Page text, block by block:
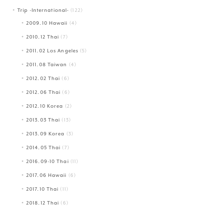
Trip -International- (122)
2009.10 Hawaii (4)
2010.12 Thai (7)
2011.02 Los Angeles (5)
2011.08 Taiwan (4)
2012.02 Thai (6)
2012.06 Thai (6)
2012.10 Korea (2)
2013.03 Thai (13)
2013.09 Korea (3)
2014.05 Thai (7)
2016.09-10 Thai (11)
2017.06 Hawaii (6)
2017.10 Thai (11)
2018.12 Thai (6)